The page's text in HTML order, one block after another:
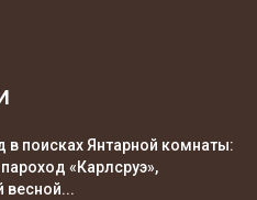
в поисках Янтарной комнаты:
«Карлсруэ»,
весной...